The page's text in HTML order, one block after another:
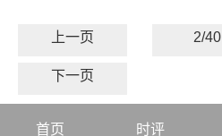
上一页 2/40
下一页
首页 时评